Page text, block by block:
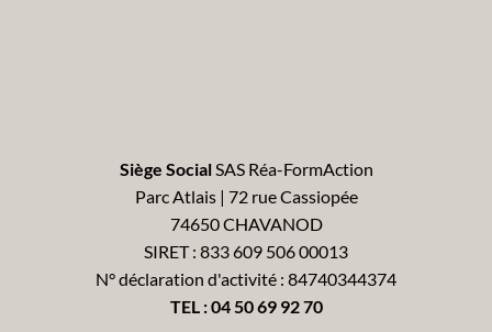
Siège SocialSAS Réa-FormAction
Parc Atlais | 72 rue Cassiopée
74650 CHAVANOD
SIRET : 833 609 506 00013
N° déclaration d'activité : 84740344374
TEL :04 50 69 92 70